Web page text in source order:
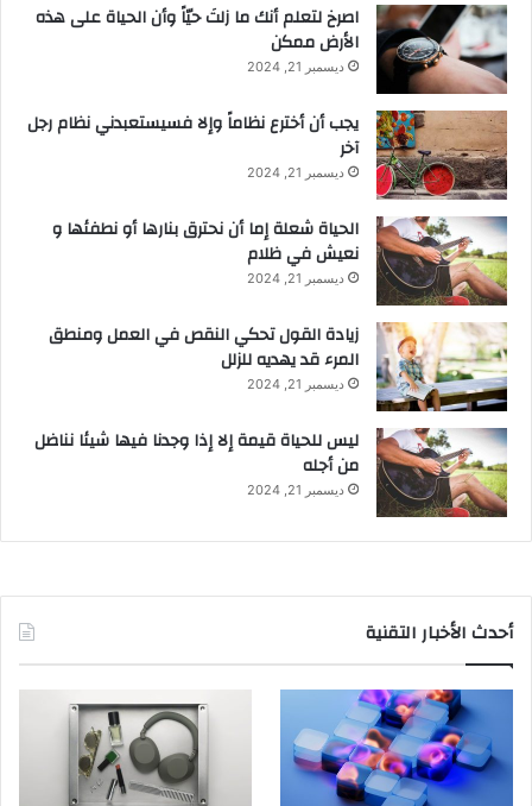
‫اصرخ لتعلم أنك ما زلتَ حيّاً وأن الحياة على هذه
الأرض ممكن
ديسمبر 21, 2024
يجب أن أخترع نظاماً وإلا فسيستعبدني نظام رجل
آخر
ديسمبر 21, 2024
الحياة شعلة إما أن نحترق بنارها أو نطفئها و
نعيش في ظلام
ديسمبر 21, 2024
زيادة القول تحكي النقص في العمل ومنطق
المرء قد يهديه للزلل
ديسمبر 21, 2024
ليس للحياة قيمة إلا إذا وجدنا فيها شيئا نناضل
من أجله
ديسمبر 21, 2024
أحدث الأخبار التقنية